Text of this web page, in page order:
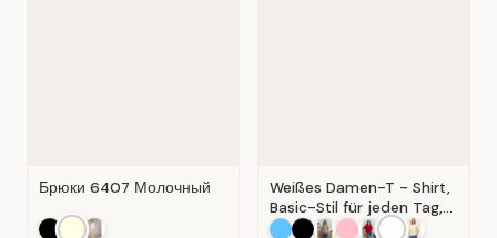
Брюки 6407 Молочный
Weißes Damen-T - Shirt,
Basic-Stil für jeden Tag,
Material: Weißer Kater